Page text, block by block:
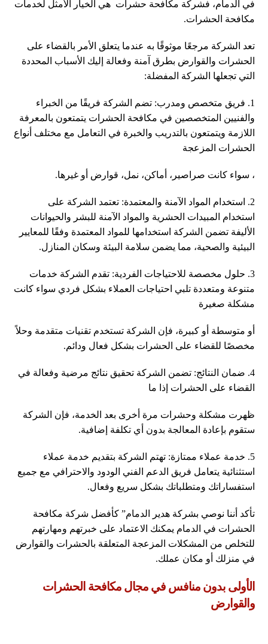
في الدمام، فشركة مكافحة حشرات هي الخيار الأمثل لخدمات
مكافحة الحشرات.
تعد الشركة مرجعًا موثوقًا به عندما يتعلق الأمر بالقضاء على
الحشرات والقوارض بطرق آمنة وفعالة إليك الأسباب المحددة
التي تجعلها الشركة المفضلة:
1. فريق متخصص ومدرب: تضم الشركة فريقًا من الخبراء
والفنيين المتخصصين في مكافحة الحشرات يتمتعون بالمعرفة
اللازمة ويتمتعون بالتدريب والخبرة في التعامل مع مختلف أنواع
الحشرات المزعجة
، سواء كانت صراصير، أماكن، نمل، قوارض أو غيرها.
2. استخدام المواد الآمنة والمعتمدة: تعتمد الشركة على
استخدام المبيدات الحشرية والمواد الآمنة للبشر والحيوانات
الأليفة تضمن الشركة استخدامها للمواد المعتمدة وفقًا للمعايير
البيئية والصحية، مما يضمن سلامة البيئة وسكان المنازل.
3. حلول مخصصة للاحتياجات الفردية: تقدم الشركة خدمات
متنوعة ومتعددة تلبي احتياجات العملاء بشكل فردي سواء كانت
مشكلة صغيرة
أو متوسطة أو كبيرة، فإن الشركة تستخدم تقنيات متقدمة وحلاً
مخصصًا للقضاء على الحشرات بشكل فعال ودائم.
4. ضمان النتائج: تضمن الشركة تحقيق نتائج مرضية وفعالة في
القضاء على الحشرات إذا ما
ظهرت مشكلة وحشرات مرة أخرى بعد الخدمة، فإن الشركة
ستقوم بإعادة المعالجة بدون أي تكلفة إضافية.
5. خدمة عملاء ممتازة: تهتم الشركة بتقديم خدمة عملاء
استثنائية يتعامل فريق الدعم الفني الودود والاحترافي مع جميع
استفساراتك ومتطلباتك بشكل سريع وفعال.
تأكد أننا نوصي بشركة هدير الدمام” كأفضل شركة مكافحة
الحشرات في الدمام يمكنك الاعتماد على خبرتهم ومهارتهم
للتخلص من المشكلات المزعجة المتعلقة بالحشرات والقوارض
في منزلك أو مكان عملك.
الأولى بدون منافس في مجال مكافحة الحشرات
والقوارض